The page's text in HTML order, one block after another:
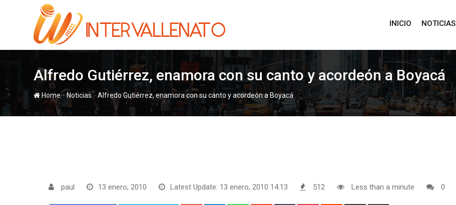
INICIO NOTICIAS
Alfredo Gutiérrez, enamora con su canto y acordeón a Boyacá
Home-Noticias-Alfredo Gutiérrez, enamora con su canto y acordeón a Boyacá
paul 13 enero, 2010 Latest Update: 13 enero, 2010 14:13 512 Less than a minute 0